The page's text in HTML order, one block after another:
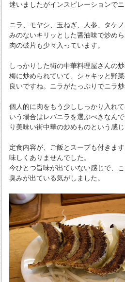
迷いましたがインスピレーションでニ
ニラ、モヤシ、玉ねぎ、人参、タケ
みのないキリッとした醤油味で炒め
肉の破片も少々入っています。
しっかりした街の中華料理屋さんの
梅に炒められていて、シャキッと野
良いですね。ニラがたっぷりでニラ
個人的に肉をもう少ししっかり入れ
いう場合はレバニラを選ぶべきなん
り美味い街中華の炒めものという感
定食内容が、ご飯とスープも付きま
味しくありませんでした。
今ひとつ旨味が出ていない感じで、
臭みが出ている気がしました。